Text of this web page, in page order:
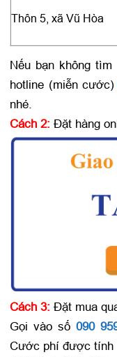
Thôn 5, xã Vũ Hòa
Nếu bạn không
hotline (miễn cước)
nhé.
Cách 2: Đặt hàng
Cách 3: Đặt mua
Gọi vào số090
Cước phí được tính